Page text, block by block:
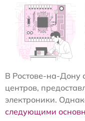
В Ростове-на-Дону
центров,
электроники.
следующими